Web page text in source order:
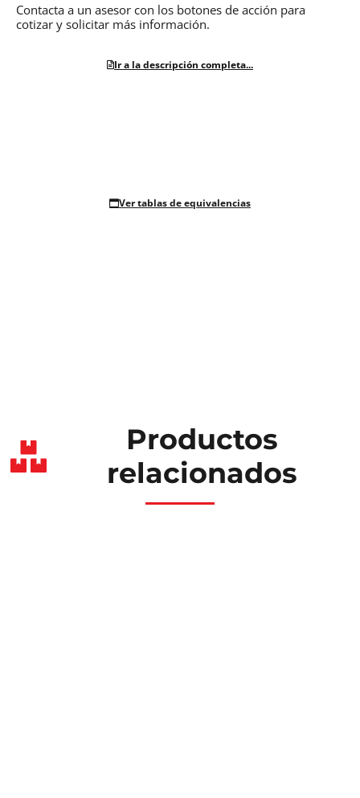
Contacta a un asesor con los botones de acción para
cotizar y solicitar más información.
Ir a la descripción completa...
Ver tablas de equivalencias
Productos
relacionados